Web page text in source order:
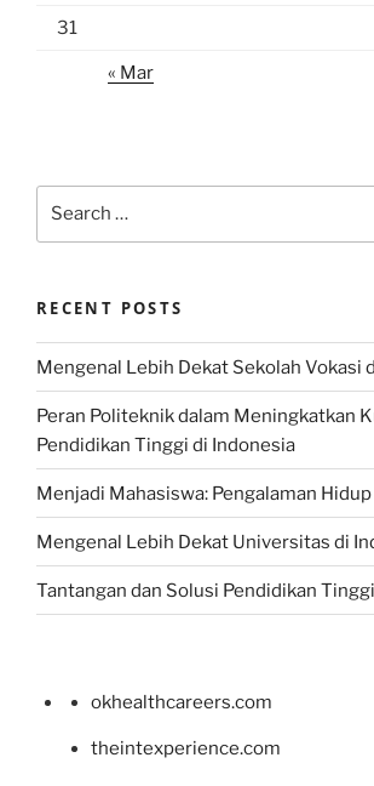
31
« Mar
RECENT POSTS
Mengenal Lebih Dekat Sekolah Vokasi
Peran Politeknik dalam Meningkatkan
Pendidikan Tinggi di Indonesia
Menjadi Mahasiswa: Pengalaman
Mengenal Lebih Dekat Universitas di
Tantangan dan Solusi Pendidikan
okhealthcareers.com
theintexperience.com